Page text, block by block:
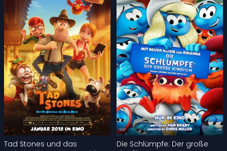
Tad Stones und das
Die Schlümpfe: Der große